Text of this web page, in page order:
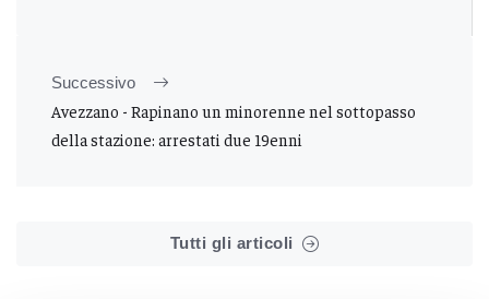
Successivo
Avezzano - Rapinano un minorenne nel sottopasso
della stazione: arrestati due 19enni
Tutti gli articoli